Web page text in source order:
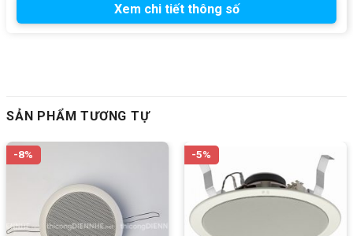
Xem chi tiết thông số
SẢN PHẨM TƯƠNG TỰ
-8% -5%